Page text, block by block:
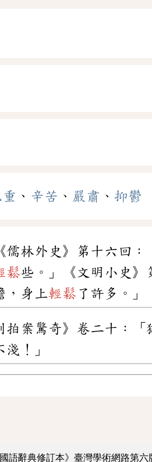
、 辛苦 、 嚴肅 、 抑鬱
儒林外史》第十六回：
鬆些。」《文明小史
，身上輕鬆 了許多。」
拍案驚奇》卷二十：
！」
國語辭典修訂本》臺灣學術網路第六